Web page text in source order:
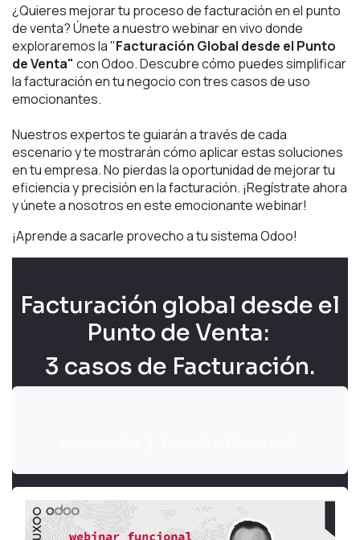
¿Quieres mejorar tu proceso de facturación en el punto
de venta? Únete a nuestro webinar en vivo donde
exploraremos la "Facturación Global desde el Punto
de Venta" con Odoo. Descubre cómo puedes simplificar
la facturación en tu negocio con tres casos de uso
emocionantes.
Nuestros expertos te guiarán a través de cada
escenario y te mostrarán cómo aplicar estas soluciones
en tu empresa. No pierdas la oportunidad de mejorar tu
eficiencia y precisión en la facturación. ¡Regístrate ahora
y únete a nosotros en este emocionante webinar!
¡Aprende a sacarle provecho a tu sistema Odoo!
Facturación global desde el
Punto de Venta:
3 casos de Facturación.